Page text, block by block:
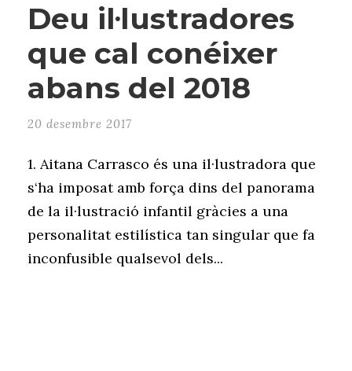
Deu il·lustradores
que cal conéixer
abans del 2018
20 desembre 2017
1. Aitana Carrasco és una il·lustradora que
s‘ha imposat amb força dins del panorama
de la il·lustració infantil gràcies a una
personalitat estilística tan singular que fa
inconfusible qualsevol dels...